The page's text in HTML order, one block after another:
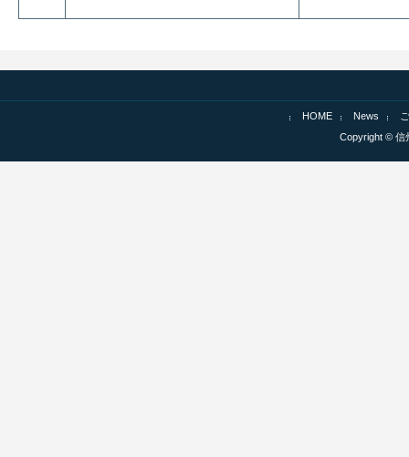
HOME News
Copyright © 信